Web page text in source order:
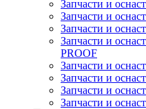
Запчасти и
Запчасти и
Запчасти и
Запчасти и
PROOF
Запчасти и
Запчасти и
Запчасти и
Запчасти и